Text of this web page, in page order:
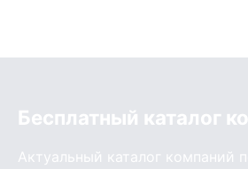
Бесплатный каталог
Актуальный каталог компаний